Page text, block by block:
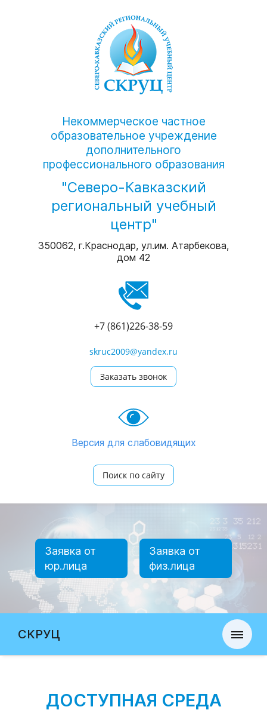
Некоммерческое частное
образовательное учреждение
дополнительного
профессионального образования
"Северо-Кавказский
региональный учебный
центр"
350062, г.Краснодар, ул.им. Атарбекова,
дом 42
+7 (861)226-38-59
skruc2009@yandex.ru
Заказать звонок
Версия для слабовидящих
Поиск по сайту
Заявка от
юр.лица
Заявка от
физ.лица
СКРУЦ
ДОСТУПНАЯ СРЕДА